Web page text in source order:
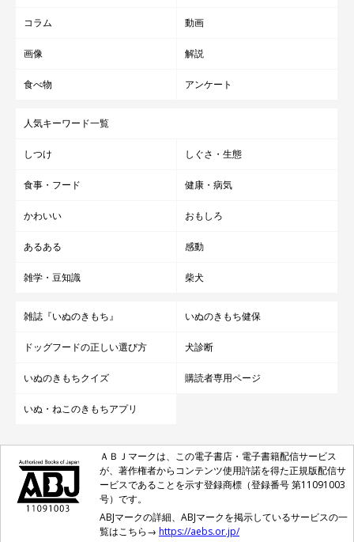
コラム 動画
画像 解説
食べ物 アンケート
人気キーワード一覧
しつけ しぐさ・生態
食事・フード 健康・病気
かわいい おもしろ
あるある 感動
雑学・豆知識 柴犬
雑誌『いぬのきもち』 いぬのきもち健保
ドッグフードの正しい選び方 犬診断
いぬのきもちクイズ 購読者専用ページ
いぬ・ねこのきもちアプリ
ＡＢＪマークは、この電子書店・電子書籍配信サービス
が、著作権者からコンテンツ使用許諾を得た正規版配信サ
ービスであることを示す登録商標（登録番号 第11091003
号）です。
ABJマークの詳細、ABJマークを掲示しているサービスの一
覧はこちら→ https://aebs.or.jp/